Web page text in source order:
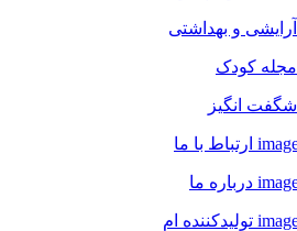
آرایشی و بهداشتی
مجله کودک
شگفت انگیز
ارتباط با ما
درباره ما
تولیدکننده ام